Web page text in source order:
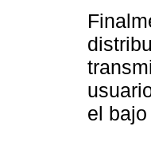
el